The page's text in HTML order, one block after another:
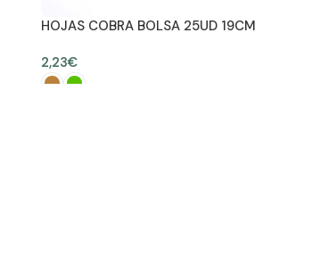
HOJAS COBRA BOLSA 25UD 19CM
2,23€